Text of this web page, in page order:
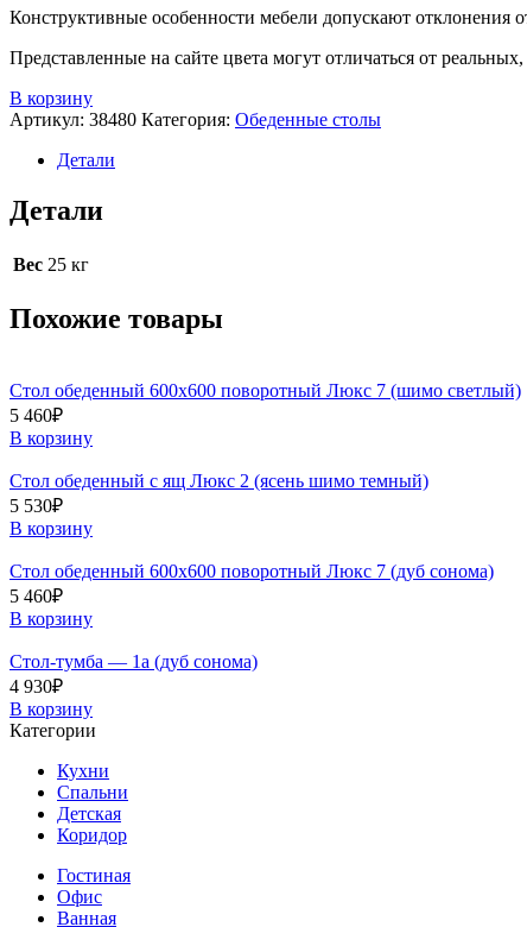
Конструктивные особенности мебели допускают отклонения
Представленные на сайте цвета могут отличаться от
В корзину
Артикул: 38480 Категория: Обеденные столы
Детали
Детали
Вес 25 кг
Похожие товары
Стол обеденный 600х600 поворотный Люкс 7 (шимо светлый)
5 460₽
В корзину
Стол обеденный с ящ Люкс 2 (ясень шимо темный)
5 530₽
В корзину
Стол обеденный 600х600 поворотный Люкс 7 (дуб сонома)
5 460₽
В корзину
Стол-тумба — 1а (дуб сонома)
4 930₽
В корзину
Категории
Кухни
Спальни
Детская
Коридор
Гостиная
Офис
Ванная